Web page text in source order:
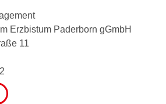
Erzbistum Paderborn gGmbH
11